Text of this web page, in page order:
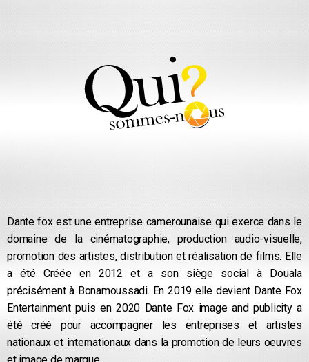
Dante fox est une entreprise camerounaise qui exerce dans le
domaine de la cinématographie, production audio-visuelle,
promotion des artistes, distribution et réalisation de films. Elle
a été Créée en 2012 et a son siège social à Douala
précisément à Bonamoussadi. En 2019 elle devient Dante Fox
Entertainment puis en 2020 Dante Fox image and publicity a
été créé pour accompagner les entreprises et artistes
nationaux et internationaux dans la promotion de leurs oeuvres